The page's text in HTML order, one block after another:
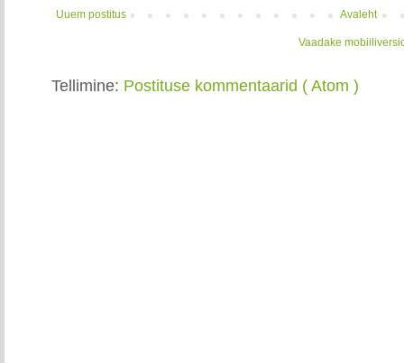
Uuem postitus Avaleht
Vaadake
Tellimine: Postituse kommentaarid ( Atom )